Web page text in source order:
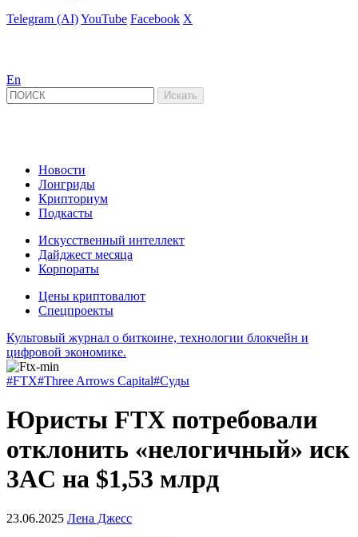
Telegram (AI)YouTube Facebook X
En
Новости
Лонгриды
Крипториум
Подкасты
Искусственный интеллект
Дайджест месяца
Корпораты
Цены криптовалют
Спецпроекты
Культовый журнал о биткоине, технологии блокчейн и
цифровой экономике.
#FTX#Three Arrows Capital#Суды
Юристы FTX потребовали
отклонить «нелогичный» иск
3AC на $1,53 млрд
23.06.2025 Лена Джесс